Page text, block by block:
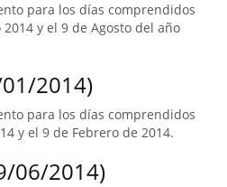
para los días comprendidos
y el 9 de Agosto del año
2014)
para los días comprendidos
y el 9 de Febrero de 2014.
06/2014)